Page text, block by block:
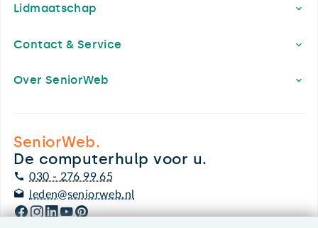
Lidmaatschap
Contact & Service
Over SeniorWeb
SeniorWeb.
De computerhulp voor u.
030 - 276 99 65
leden@seniorweb.nl